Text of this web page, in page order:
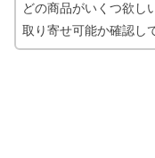
どの商品がいくつ欲し
取り寄せ可能か確認し